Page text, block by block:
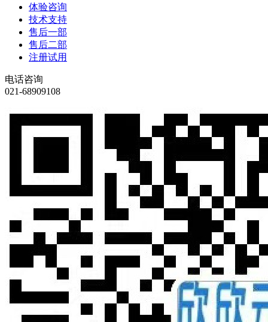
体验咨询
技术支持
售后一部
售后二部
注册试用
电话咨询
021-68909108